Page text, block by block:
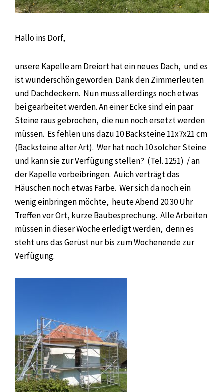
Hallo ins Dorf,
unsere Kapelle am Dreiort hat ein neues Dach, und es
ist wunderschön geworden. Dank den Zimmerleuten
und Dachdeckern. Nun muss allerdings noch etwas
bei gearbeitet werden. An einer Ecke sind ein paar
Steine raus gebrochen, die nun noch ersetzt werden
müssen. Es fehlen uns dazu 10 Backsteine 11x7x21 cm
(Backsteine alter Art). Wer hat noch 10 solcher Steine
und kann sie zur Verfügung stellen? (Tel. 1251) / an
der Kapelle vorbeibringen. Auich verträgt das
Häuschen noch etwas Farbe. Wer sich da noch ein
wenig einbringen möchte, heute Abend 20.30 Uhr
Treffen vor Ort, kurze Baubesprechung. Alle Arbeiten
müssen in dieser Woche erledigt werden, denn es
steht uns das Gerüst nur bis zum Wochenende zur
Verfügung.